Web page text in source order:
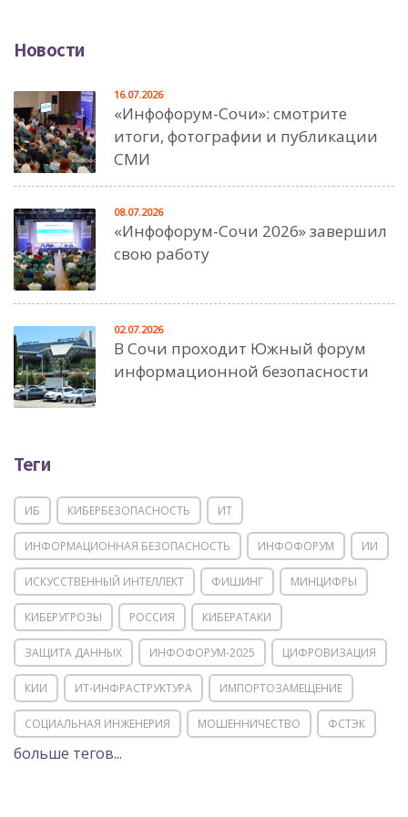
Новости
«Инфофорум-Сочи»: смотрите
итоги, фотографии и публикации
СМИ
16.07.2026
«Инфофорум-Сочи 2026» завершил
свою работу
08.07.2026
В Сочи проходит Южный форум
информационной безопасности
02.07.2026
Теги
ИБ КИБЕРБЕЗОПАСНОСТЬ ИТ
ИНФОРМАЦИОННАЯ БЕЗОПАСНОСТЬ ИНФОФОРУМ ИИ
ИСКУССТВЕННЫЙ ИНТЕЛЛЕКТ ФИШИНГ МИНЦИФРЫ
КИБЕРУГРОЗЫ РОССИЯ КИБЕРАТАКИ
ЗАЩИТА ДАННЫХ ИНФОФОРУМ-2025 ЦИФРОВИЗАЦИЯ
КИИ ИТ-ИНФРАСТРУКТУРА ИМПОРТОЗАМЕЩЕНИЕ
СОЦИАЛЬНАЯ ИНЖЕНЕРИЯ МОШЕННИЧЕСТВО ФСТЭК
POSITIVE TECHNOLOGIES
больше тегов...